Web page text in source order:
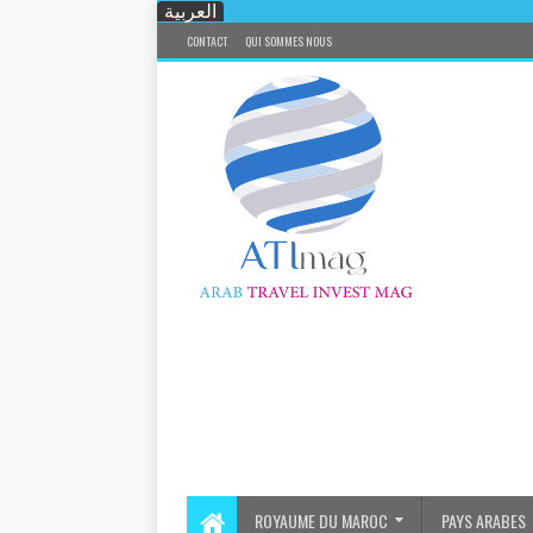
العربية
CONTACT QUI SOMMES NOUS
ROYAUME DU MAROC PAYS ARABES